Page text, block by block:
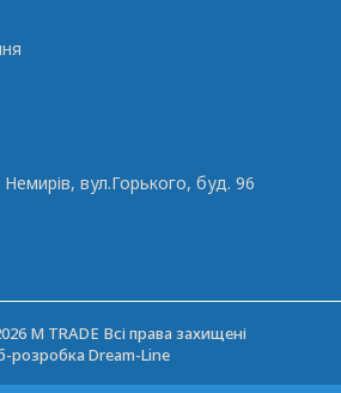
вул.Горького, буд. 96
M TRADE Всі права захищені
розробкаDream-Line